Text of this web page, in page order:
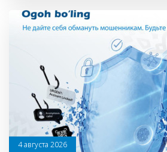
4 августа 2026